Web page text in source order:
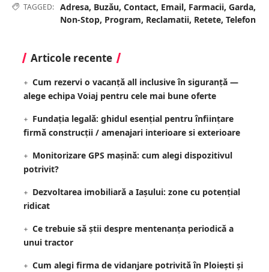
TAGGED: Adresa, Buzău, Contact, Email, Farmacii, Garda,
Non-Stop, Program, Reclamatii, Retete, Telefon
Articole recente
Cum rezervi o vacanță all inclusive în siguranță —
alege echipa Voiaj pentru cele mai bune oferte
Fundația legală: ghidul esențial pentru înființare
firmă construcții / amenajari interioare si exterioare
Monitorizare GPS mașină: cum alegi dispozitivul
potrivit?
Dezvoltarea imobiliară a Iașului: zone cu potențial
ridicat
Ce trebuie să știi despre mentenanța periodică a
unui tractor
Cum alegi firma de vidanjare potrivită în Ploiești și